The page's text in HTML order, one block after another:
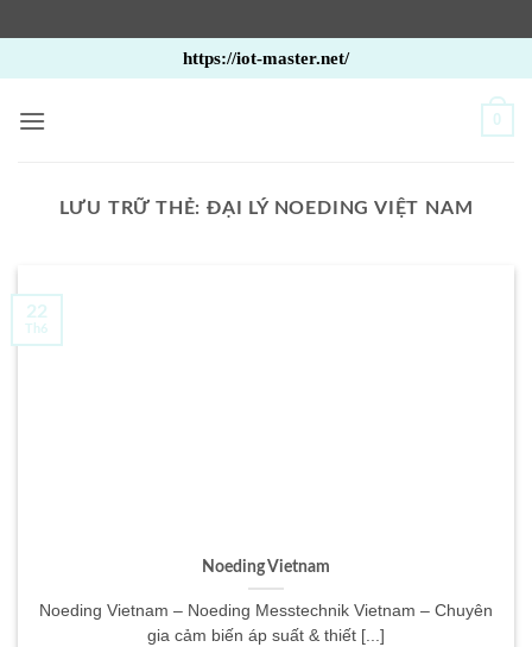
qua
nội
https://iot-master.net/
0
LƯU TRỮ THẺ: ĐẠI LÝ NOEDING VIỆT NAM
Noeding Vietnam
Noeding Vietnam – Noeding Messtechnik Vietnam – Chuyên
gia cảm biến áp suất & thiết [...]
22
Th6